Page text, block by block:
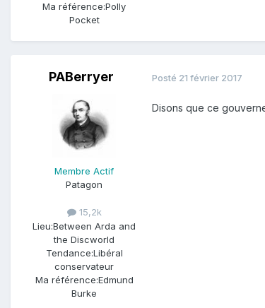
Ma référence:Polly
Pocket
PABerryer
Membre Actif
Patagon
15,2k
Lieu:Between Arda and
the Discworld
Tendance:Libéral
conservateur
Ma référence:Edmund
Burke
Posté 21 février 2017
Disons que ce